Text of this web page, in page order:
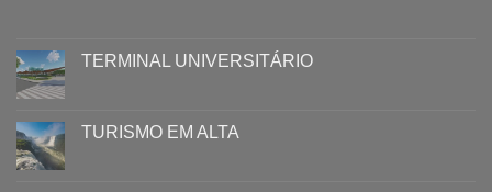
TERMINAL UNIVERSITÁRIO
TURISMO EM ALTA